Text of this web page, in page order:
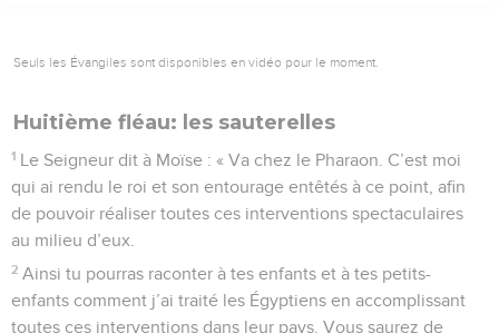
Seuls les Évangiles sont disponibles en vidéo pour le moment.
Huitième fléau: les sauterelles
1 Le Seigneur dit à Moïse : « Va chez le Pharaon. C’est moi
qui ai rendu le roi et son entourage entêtés à ce point, afin
de pouvoir réaliser toutes ces interventions spectaculaires
au milieu d’eux.
2 Ainsi tu pourras raconter à tes enfants et à tes petits-
enfants comment j’ai traité les Égyptiens en accomplissant
toutes ces interventions dans leur pays. Vous saurez de